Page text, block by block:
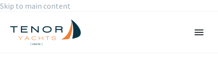
Skip to main content